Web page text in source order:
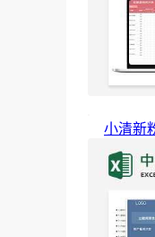
小清新